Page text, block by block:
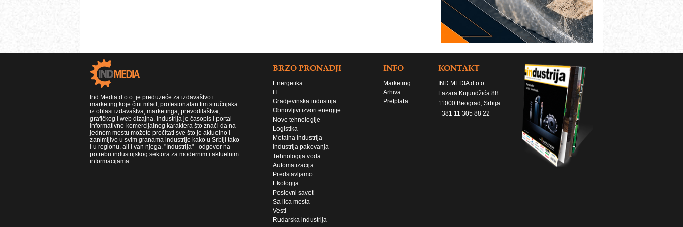
Ind Media d.o.o. je preduzeće za izdavaštvo i
marketing koje čini mlad, profesionalan tim stručnjaka
iz oblasi izdavaštva, marketinga, prevodilaštva,
grafičkog i web dizajna. Industrija je časopis i portal
informativno-komercijalnog karaktera što znači da na
jednom mestu možete pročitati sve što je aktuelno i
zanimljivo u svim granama industrije kako u Srbiji tako
i u regionu, ali i van njega. "Industrija" - odgovor na
potrebu industrijskog sektora za modernim i aktuelnim
informacijama.
BRZO PRONADJI
Energetika
IT
Gradjevinska industrija
Obnovljivi izvori energije
Nove tehnologije
Logistika
Metalna industrija
Industrija pakovanja
Tehnologija voda
Automatizacija
Predstavljamo
Ekologija
Poslovni saveti
Sa lica mesta
Vesti
Rudarska industrija
INFO
Marketing
Arhiva
Pretplata
KONTAKT
IND MEDIA d.o.o.
Lazara Kujundžića 88
11000 Beograd, Srbija
+381 11 305 88 22